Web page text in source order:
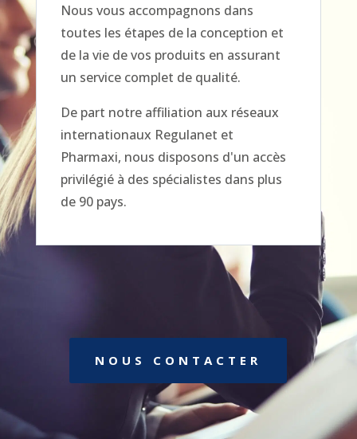
Nous vous accompagnons dans
toutes les étapes de la conception et
de la vie de vos produits en assurant
un service complet de qualité.
De part notre affiliation aux réseaux
internationaux Regulanet et
Pharmaxi, nous disposons d'un accès
privilégié à des spécialistes dans plus
de 90 pays.
NOUS CONTACTER